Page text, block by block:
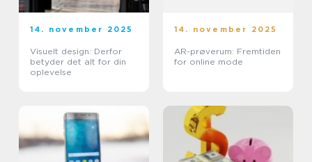
14. november 2025
Visuelt design: Derfor
betyder det alt for din
oplevelse
14. november 2025
AR-prøverum: Fremtiden
for online mode